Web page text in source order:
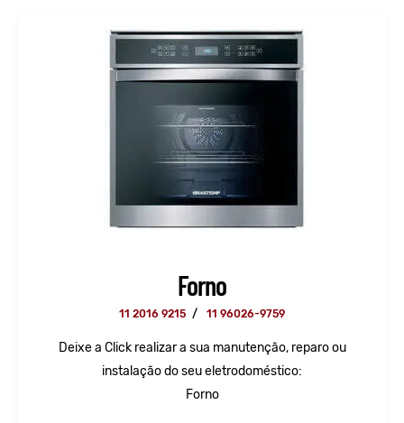
Forno
11 2016 9215 / 11 96026-9759
Deixe a Click realizar a sua manutenção, reparo ou
instalação do seu eletrodoméstico:
Forno